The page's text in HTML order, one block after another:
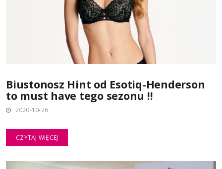
Biustonosz Hint od Esotiq-Henderson
to must have tego sezonu !!
2020-10-26
CZYTAJ WIĘCEJ